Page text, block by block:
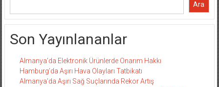
Ara
Son Yayınlananlar
Almanya’da Elektronik Ürünlerde Onarım Hakkı
Hamburg’da Aşırı Hava Olayları Tatbikatı
Almanya’da Aşırı Sağ Suçlarında Rekor Artış